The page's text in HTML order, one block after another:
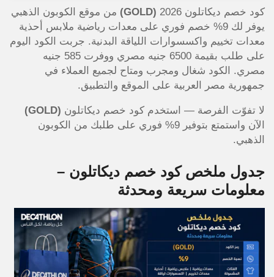
كود خصم ديكاتلون 2026 (GOLD)
من موقع الكوبون الذهبي
يوفر لك 9% خصم فوري على معدات رياضية ملابس أحذية
معدات تخييم واكسسوارات اللياقة البدنية. جربت الكود اليوم
على طلب بقيمة 6500 جنيه مصري ووفرت 585 جنيه
مصري. الكود شغال ومجرب ومتاح لجميع العملاء في
جمهورية مصر العربية على الموقع والتطبيق.
لا تفوّت الفرصة — استخدم كود خصم ديكاتلون (GOLD)
الآن واستمتع بتوفير 9% فوري على طلبك من الكوبون
الذهبي.
جدول ملخص كود خصم ديكاتلون –
معلومات سريعة ومحدثة